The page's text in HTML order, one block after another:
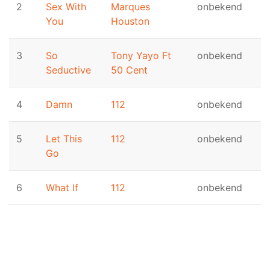
2
Sex With
You
Marques
Houston
onbekend
3
So
Seductive
Tony Yayo Ft
50 Cent
onbekend
4 Damn 112 onbekend
5
Let This
Go
112 onbekend
6 What If 112 onbekend